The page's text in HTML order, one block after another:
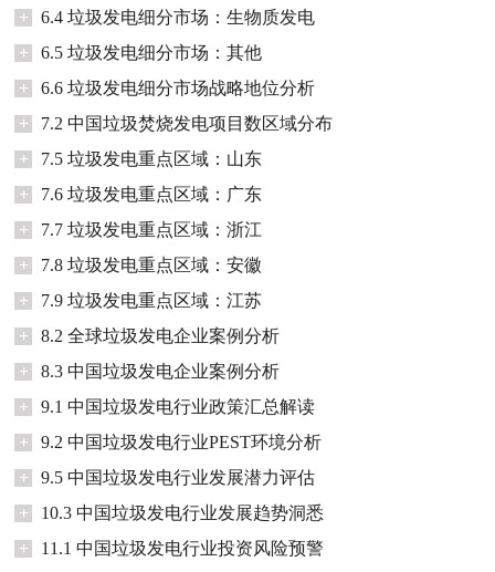
+
6.4 垃圾发电细分市场：生物质发电
+
6.5 垃圾发电细分市场：其他
+
6.6 垃圾发电细分市场战略地位分析
+
7.2 中国垃圾焚烧发电项目数区域分布
+
7.5 垃圾发电重点区域：山东
+
7.6 垃圾发电重点区域：广东
+
7.7 垃圾发电重点区域：浙江
+
7.8 垃圾发电重点区域：安徽
+
7.9 垃圾发电重点区域：江苏
+
8.2 全球垃圾发电企业案例分析
+
8.3 中国垃圾发电企业案例分析
+
9.1 中国垃圾发电行业政策汇总解读
+
9.2 中国垃圾发电行业PEST环境分析
+
9.5 中国垃圾发电行业发展潜力评估
+
10.3 中国垃圾发电行业发展趋势洞悉
+
11.1 中国垃圾发电行业投资风险预警